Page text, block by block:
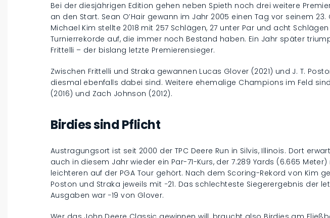
Bei der diesjährigen Edition gehen neben Spieth noch drei weitere
an den Start. Sean O’Hair gewann im Jahr 2005 einen Tag vor seinem
Michael Kim stellte 2018 mit 257 Schlägen, 27 unter Par und acht
Turnierrekorde auf, die immer noch Bestand haben. Ein Jahr später
Frittelli – der bislang letzte Premierensieger.
Zwischen Frittelli und Straka gewannen Lucas Glover (2021) und J. T.
diesmal ebenfalls dabei sind. Weitere ehemalige Champions im Feld
(2016) und Zach Johnson (2012).
Birdies sind Pflicht
Austragungsort ist seit 2000 der TPC Deere Run in Silvis, Illinois. Dort
auch in diesem Jahr wieder ein Par-71-Kurs, der 7.289 Yards (6.665
leichteren auf der PGA Tour gehört. Nach dem Scoring-Rekord von Kim
Poston und Straka jeweils mit −21. Das schlechteste Siegerergebnis der
Ausgaben war −19 von Glover.